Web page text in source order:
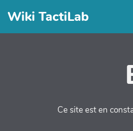
Wiki TactiLab
Ce site est en